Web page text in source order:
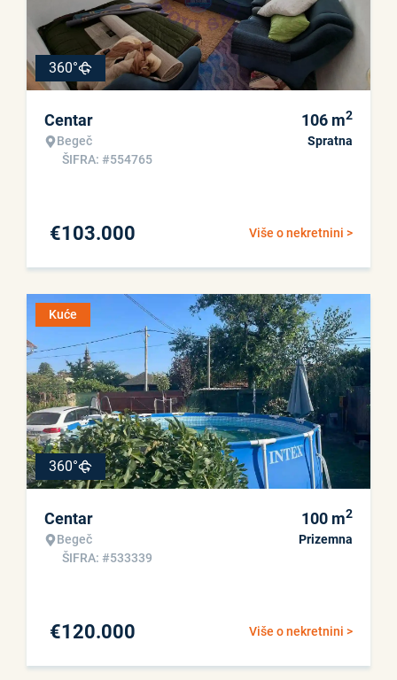
360°
Centar
Begeč
ŠIFRA: #554765
106 m2
Spratna
Više o nekretnini >
€103.000
Kuće
360°
Centar
Begeč
ŠIFRA: #533339
100 m2
Prizemna
Više o nekretnini >
€120.000